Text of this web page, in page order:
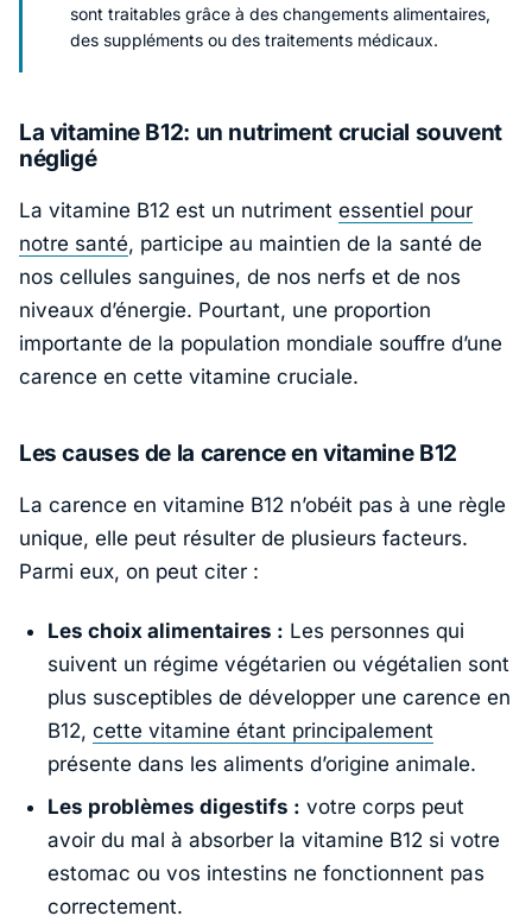
sont traitables grâce à des changements alimentaires,
des suppléments ou des traitements médicaux.
La vitamine B12: un nutriment crucial souvent
négligé
La vitamine B12 est un nutriment essentiel pour
notre santé, participe au maintien de la santé de
nos cellules sanguines, de nos nerfs et de nos
niveaux d’énergie. Pourtant, une proportion
importante de la population mondiale souffre d’une
carence en cette vitamine cruciale.
Les causes de la carence en vitamine B12
La carence en vitamine B12 n’obéit pas à une règle
unique, elle peut résulter de plusieurs facteurs.
Parmi eux, on peut citer :
Les choix alimentaires : Les personnes qui
suivent un régime végétarien ou végétalien sont
plus susceptibles de développer une carence en
B12, cette vitamine étant principalement
présente dans les aliments d’origine animale.
Les problèmes digestifs : votre corps peut
avoir du mal à absorber la vitamine B12 si votre
estomac ou vos intestins ne fonctionnent pas
correctement.